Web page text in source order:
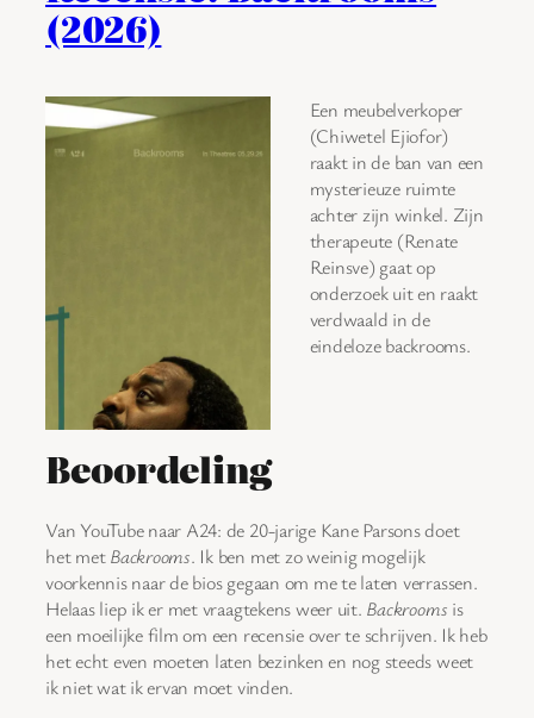
(2026)
Een meubelverkoper
(Chiwetel Ejiofor)
raakt in de ban van een
mysterieuze ruimte
achter zijn winkel. Zijn
therapeute (Renate
Reinsve) gaat op
onderzoek uit en raakt
verdwaald in de
eindeloze backrooms.
Beoordeling
Van YouTube naar A24: de 20-jarige Kane Parsons doet
het metBackrooms. Ik ben met zo weinig mogelijk
voorkennis naar de bios gegaan om me te laten verrassen.
Helaas liep ik er met vraagtekens weer uit. Backrooms is
een moeilijke film om een recensie over te schrijven. Ik heb
het echt even moeten laten bezinken en nog steeds weet
ik niet wat ik ervan moet vinden.